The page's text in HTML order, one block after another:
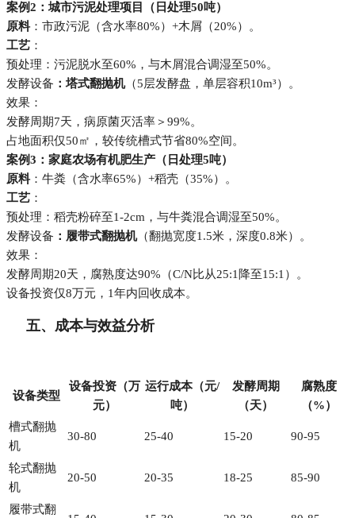
案例2：城市污泥处理项目（日处理50吨）
原料：市政污泥（含水率80%）+木屑（20%）。
工艺 ：
预处理：污泥脱水至60%，与木屑混合调湿至50%。
发酵设备 ：塔式翻抛机（5层发酵盘，单层容积10m³）。
效果：
发酵周期7天，病原菌灭活率＞99%。
占地面积仅50㎡，较传统槽式节省80%空间。
案例3：家庭农场有机肥生产（日处理5吨）
原料：牛粪（含水率65%）+稻壳（35%）。
工艺 ：
预处理：稻壳粉碎至1-2cm，与牛粪混合调湿至50%。
发酵设备 ：履带式翻抛机（翻抛宽度1.5米，深度0.8米）。
效果：
发酵周期20天，腐熟度达90%（C/N比从25:1降至15:1）。
设备投资仅8万元，1年内回收成本。
五、成本与效益分析
设备类型
设备投资（万
元）
运行成本（元/
吨）
发酵周期
（天）
腐熟度
（%）
槽式翻抛
机
30-80 25-40 15-20 90-95
轮式翻抛
机
20-50 20-35 18-25 85-90
履带式翻